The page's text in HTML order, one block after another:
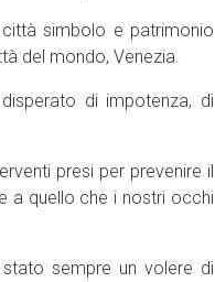
simbolo e patrimonio
del mondo, Venezia.
di impotenza, di
presi per prevenire il
a quello che i nostri occhi
sempre un volere di